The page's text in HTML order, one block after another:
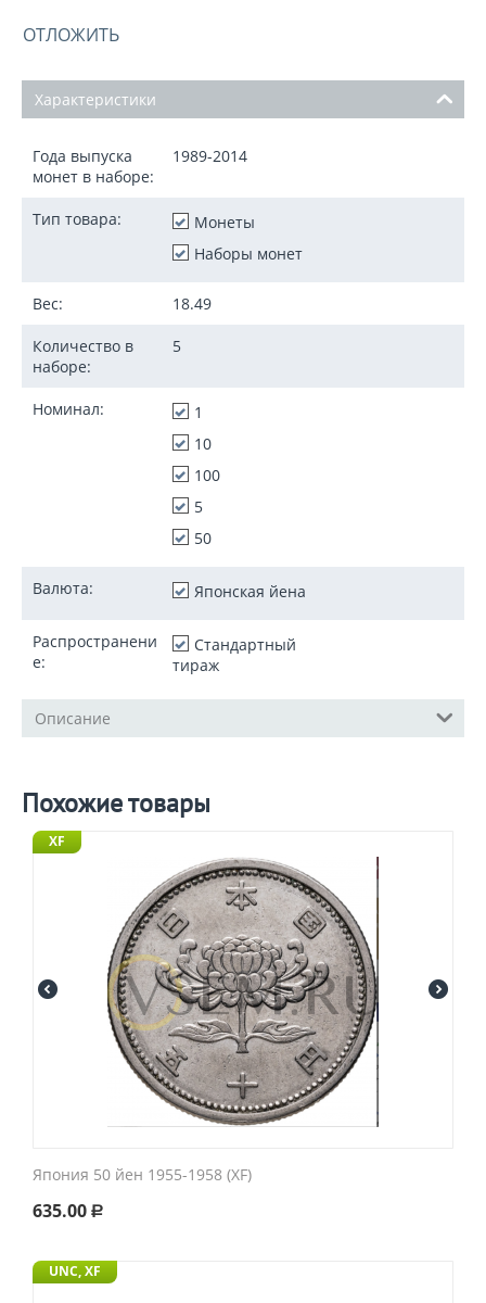
ОТЛОЖИТЬ
Характеристики
Года выпуска
монет в наборе:
1989-2014
Тип товара:
Монеты
Наборы монет
Вес: 18.49
Количество в
наборе:
5
Номинал:
1
10
100
5
50
Валюта: Японская йена
Распространени
е:
Стандартный
тираж
Описание
Похожие товары
XF
Япония 50 йен 1955-1958 (XF)
635.00 Р
UNC, XF